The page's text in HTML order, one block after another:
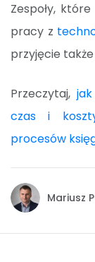
Zespoły,
pracy z
przyjęcie
Przeczytaj,
czas i
procesów
Mariusz